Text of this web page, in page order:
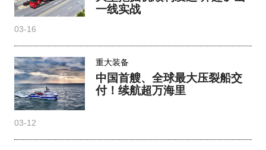
一线实战
03-16
重大装备
中国首艘、全球最大压裂船交
付！续航超万海里
03-12